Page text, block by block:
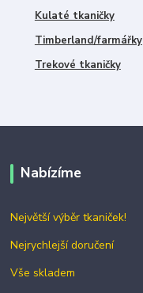
Kulaté tkaničky
Timberland/farmářky
Trekové tkaničky
Nabízíme
Největší výběr tkaniček!
Nejrychlejší doručení
Vše skladem